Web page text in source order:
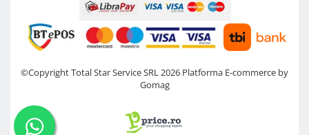
©Copyright Total Star Service SRL 2026 Platforma E-commerce by
Gomag